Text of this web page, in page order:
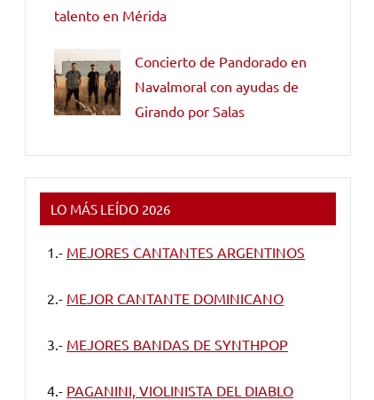
talento en Mérida
Concierto de Pandorado en
Navalmoral con ayudas de
Girando por Salas
LO MÁS LEÍDO 2026
1.- MEJORES CANTANTES ARGENTINOS
2.- MEJOR CANTANTE DOMINICANO
3.- MEJORES BANDAS DE SYNTHPOP
4.- PAGANINI, VIOLINISTA DEL DIABLO